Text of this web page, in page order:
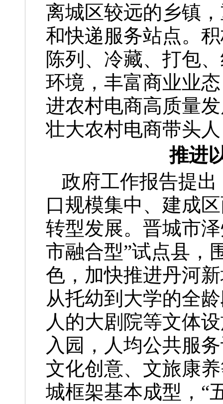
离城区较远的乡镇
和快递服务站点。
陈列、冷藏、打包
环境，丰富商业业
进农村电商高质量
壮大农村电商带头
推进
政府工作报告提
口规模集中、建成
转型发展。晋城市
市融合型”试点县，
色，加快推进丹河
从托幼到大学的全
人的大剧院等文体
入园，人均公共服
文化创意、文旅康
城框架基本成型，“